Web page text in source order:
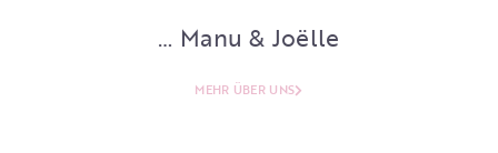
… Manu & Joëlle
MEHR ÜBER UNS